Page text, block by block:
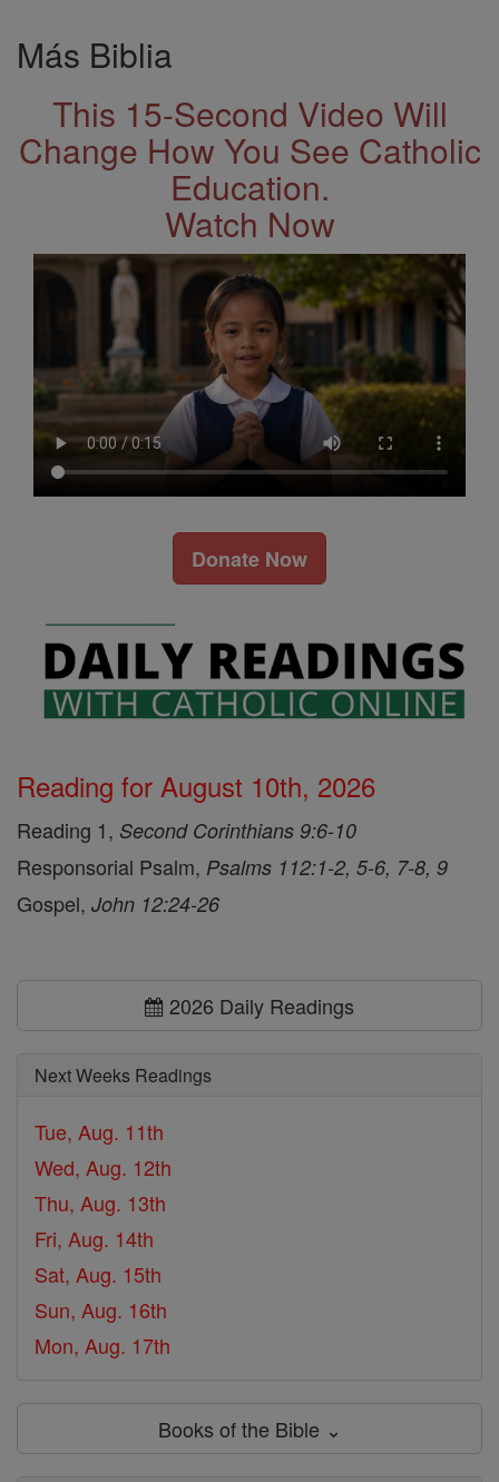
Más Biblia
This 15-Second Video Will
Change How You See Catholic
Education.
Watch Now
Donate Now
Reading for August 10th, 2026
Reading 1, Second Corinthians 9:6-10
Responsorial Psalm, Psalms 112:1-2, 5-6, 7-8, 9
Gospel, John 12:24-26
2026 Daily Readings
Next Weeks Readings
Tue, Aug. 11th
Wed, Aug. 12th
Thu, Aug. 13th
Fri, Aug. 14th
Sat, Aug. 15th
Sun, Aug. 16th
Mon, Aug. 17th
Books of the Bible ⌄